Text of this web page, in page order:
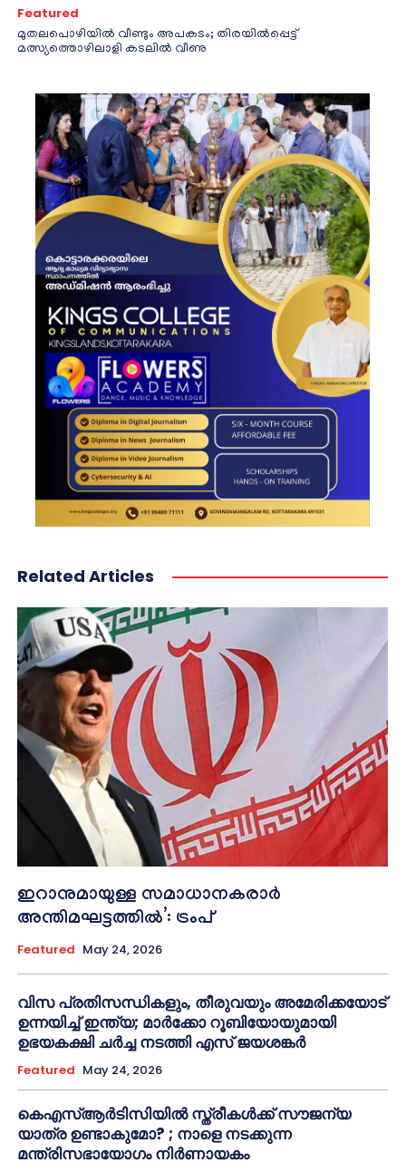
Featured
മുതലപൊഴിയിൽ വീണ്ടും അപകടം; തിരയിൽപ്പെട്ട്
മത്സ്യത്തൊഴിലാളി കടലിൽ വീണു
Related Articles
ഇറാനുമായുള്ള സമാധാനകരാർ
അന്തിമഘട്ടത്തിൽ‌’: ട്രംപ്
Featured May 24, 2026
വിസ പ്രതിസന്ധികളും, തീരുവയും അമേരിക്കയോട്
ഉന്നയിച്ച് ഇന്ത്യ; മാർക്കോ റൂബിയോയുമായി
ഉഭയകക്ഷി ചർച്ച നടത്തി എസ് ജയശങ്കർ
Featured May 24, 2026
കെഎസ്ആർടിസിയിൽ സ്ത്രീകൾക്ക് സൗജന്യ
യാത്ര ഉണ്ടാകുമോ? ; നാളെ നടക്കുന്ന
മന്ത്രിസഭായോഗം നിർണായകം